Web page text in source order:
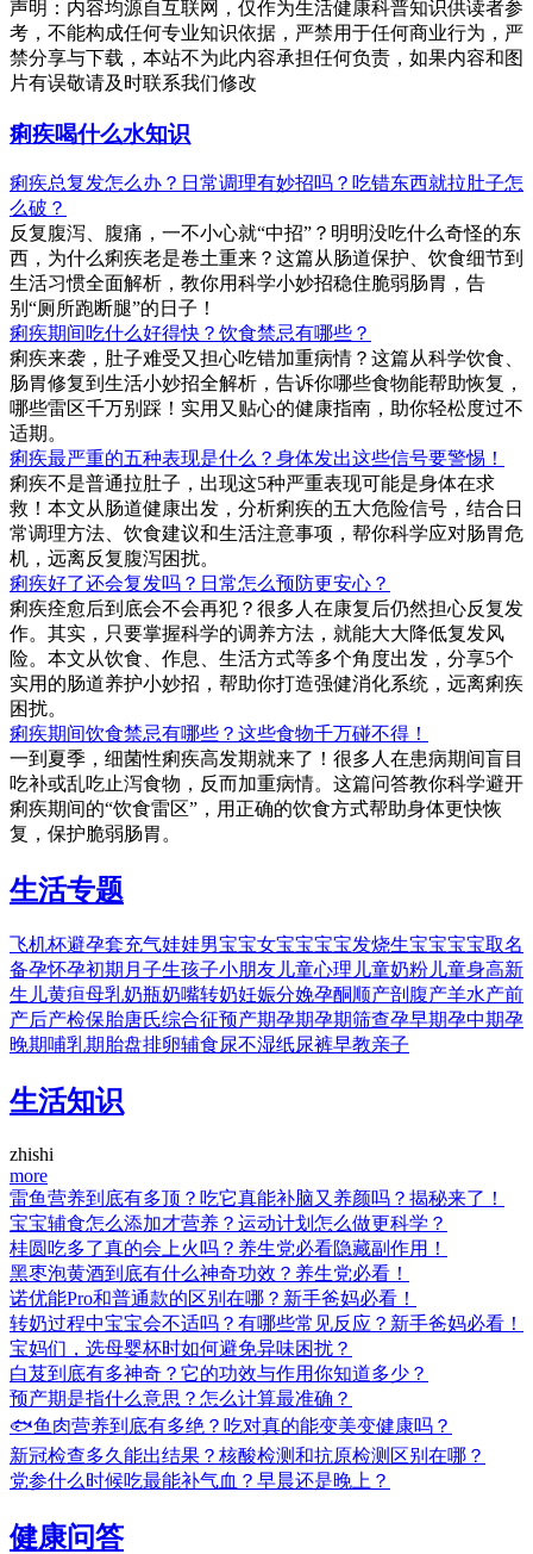
声明：内容均源自互联网，仅作为生活健康科普知识供读者参
考，不能构成任何专业知识依据，严禁用于任何商业行为，严
禁分享与下载，本站不为此内容承担任何负责，如果内容和图
片有误敬请及时联系我们修改
痢疾喝什么水知识
痢疾总复发怎么办？日常调理有妙招吗？吃错东西就拉肚子怎
么破？
反复腹泻、腹痛，一不小心就“中招”？明明没吃什么奇怪的东
西，为什么痢疾老是卷土重来？这篇从肠道保护、饮食细节到
生活习惯全面解析，教你用科学小妙招稳住脆弱肠胃，告
别“厕所跑断腿”的日子！
痢疾期间吃什么好得快？饮食禁忌有哪些？
痢疾来袭，肚子难受又担心吃错加重病情？这篇从科学饮食、
肠胃修复到生活小妙招全解析，告诉你哪些食物能帮助恢复，
哪些雷区千万别踩！实用又贴心的健康指南，助你轻松度过不
适期。
痢疾最严重的五种表现是什么？身体发出这些信号要警惕！
痢疾不是普通拉肚子，出现这5种严重表现可能是身体在求
救！本文从肠道健康出发，分析痢疾的五大危险信号，结合日
常调理方法、饮食建议和生活注意事项，帮你科学应对肠胃危
机，远离反复腹泻困扰。
痢疾好了还会复发吗？日常怎么预防更安心？
痢疾痊愈后到底会不会再犯？很多人在康复后仍然担心反复发
作。其实，只要掌握科学的调养方法，就能大大降低复发风
险。本文从饮食、作息、生活方式等多个角度出发，分享5个
实用的肠道养护小妙招，帮助你打造强健消化系统，远离痢疾
困扰。
痢疾期间饮食禁忌有哪些？这些食物千万碰不得！
一到夏季，细菌性痢疾高发期就来了！很多人在患病期间盲目
吃补或乱吃止泻食物，反而加重病情。这篇问答教你科学避开
痢疾期间的“饮食雷区”，用正确的饮食方式帮助身体更快恢
复，保护脆弱肠胃。
生活专题
飞机杯避孕套充气娃娃男宝宝女宝宝宝宝发烧生宝宝宝宝取名
备孕怀孕初期 月子生孩子小朋友 儿童心理 儿童奶粉 儿童身高新
生儿黄疸母乳奶瓶奶嘴转奶妊娠分娩孕酮顺产剖腹产羊水产前
产后产检保胎唐氏综合征预产期孕期孕期筛查孕早期孕中期孕
晚期哺乳期 胎盘排卵辅食尿不湿纸尿裤早教亲子
生活知识
zhishi
more
雷鱼营养到底有多顶？吃它真能补脑又养颜吗？揭秘来了！
宝宝辅食怎么添加才营养？运动计划怎么做更科学？
桂圆吃多了真的会上火吗？养生党必看隐藏副作用！
黑枣泡黄酒到底有什么神奇功效？养生党必看！
诺优能Pro和普通款的区别在哪？新手爸妈必看！
转奶过程中宝宝会不适吗？有哪些常见反应？新手爸妈必看！
宝妈们，选母婴杯时如何避免异味困扰？
白芨到底有多神奇？它的功效与作用你知道多少？
预产期是指什么意思？怎么计算最准确？
🐟鱼肉营养到底有多绝？吃对真的能变美变健康吗？
新冠检查多久能出结果？核酸检测和抗原检测区别在哪？
党参什么时候吃最能补气血？早晨还是晚上？
健康问答